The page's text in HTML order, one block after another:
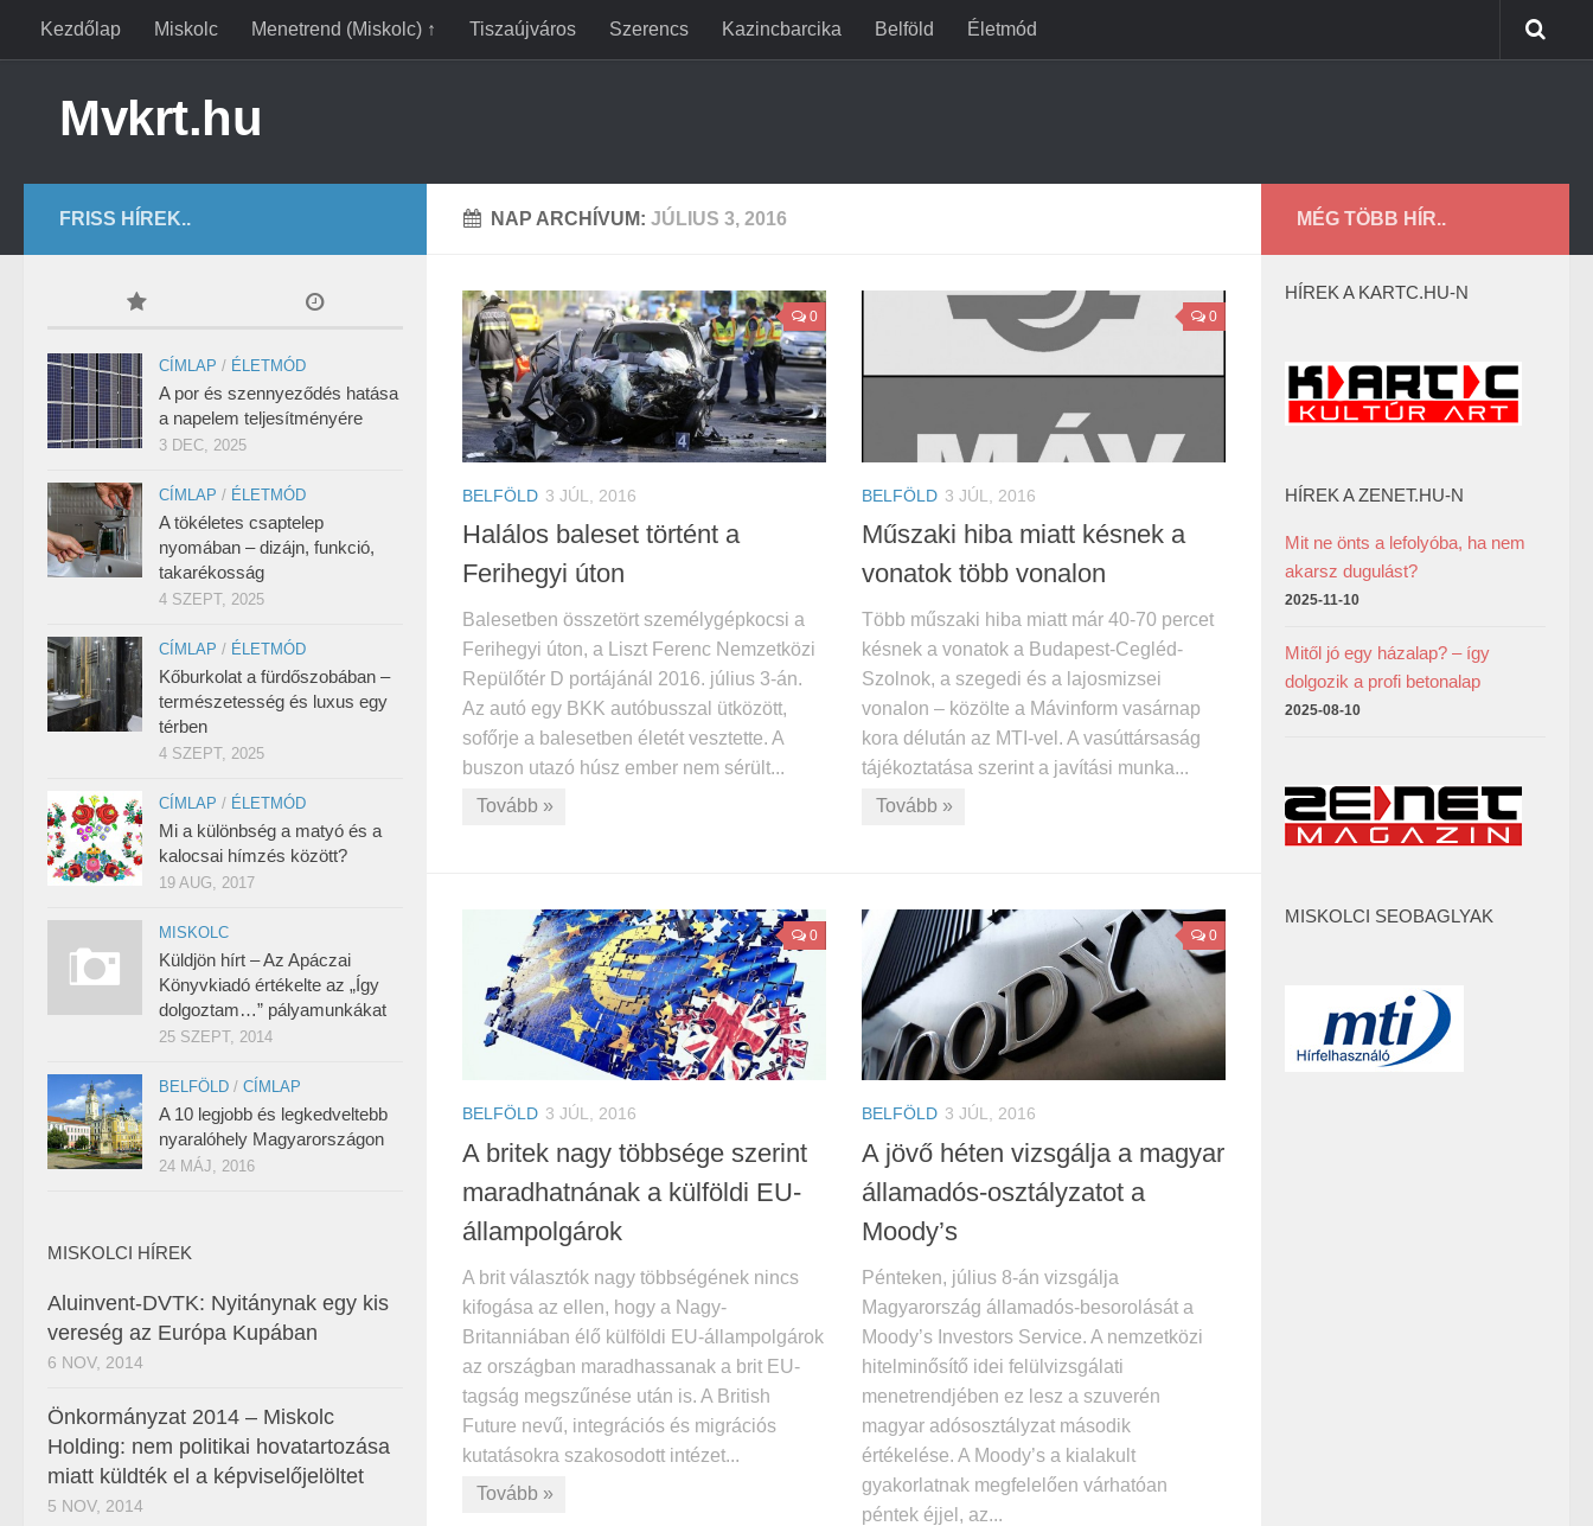
Kezdőlap Miskolc Menetrend (Miskolc) ↑ Tiszaújváros Szerencs Kazincbarcika Belföld Életmód
Mvkrt.hu
NAP ARCHÍVUM: JÚLIUS 3, 2016
0
BELFÖLD 3 JÚL, 2016
Halálos baleset történt a
Ferihegyi úton
Balesetben összetört személygépkocsi a
Ferihegyi úton, a Liszt Ferenc Nemzetközi
Repülőtér D portájánál 2016. július 3-án.
Az autó egy BKK autóbusszal ütközött,
sofőrje a balesetben életét vesztette. A
buszon utazó húsz ember nem sérült...
Tovább »
0
BELFÖLD 3 JÚL, 2016
Műszaki hiba miatt késnek a
vonatok több vonalon
Több műszaki hiba miatt már 40-70 percet
késnek a vonatok a Budapest-Cegléd-
Szolnok, a szegedi és a lajosmizsei
vonalon – közölte a Mávinform vasárnap
kora délután az MTI-vel. A vasúttársaság
tájékoztatása szerint a javítási munka...
Tovább »
0
BELFÖLD 3 JÚL, 2016
A britek nagy többsége szerint
maradhatnának a külföldi EU-
állampolgárok
A brit választók nagy többségének nincs
kifogása az ellen, hogy a Nagy-
Britanniában élő külföldi EU-állampolgárok
az országban maradhassanak a brit EU-
tagság megszűnése után is. A British
Future nevű, integrációs és migrációs
kutatásokra szakosodott intézet...
Tovább »
0
BELFÖLD 3 JÚL, 2016
A jövő héten vizsgálja a magyar
államadós-osztályzatot a
Moody’s
Pénteken, július 8-án vizsgálja
Magyarország államadós-besorolását a
Moody’s Investors Service. A nemzetközi
hitelminősítő idei felülvizsgálati
menetrendjében ez lesz a szuverén
magyar adósosztályzat második
értékelése. A Moody’s a kialakult
gyakorlatnak megfelelően várhatóan
péntek éjjel, az...
FRISS HÍREK..
CÍMLAP / ÉLETMÓD
A por és szennyeződés hatása
a napelem teljesítményére
3 DEC, 2025
CÍMLAP / ÉLETMÓD
A tökéletes csaptelep
nyomában – dizájn, funkció,
takarékosság
4 SZEPT, 2025
CÍMLAP / ÉLETMÓD
Kőburkolat a fürdőszobában –
természetesség és luxus egy
térben
4 SZEPT, 2025
CÍMLAP / ÉLETMÓD
Mi a különbség a matyó és a
kalocsai hímzés között?
19 AUG, 2017
MISKOLC
Küldjön hírt – Az Apáczai
Könyvkiadó értékelte az „Így
dolgoztam…” pályamunkákat
25 SZEPT, 2014
BELFÖLD / CÍMLAP
A 10 legjobb és legkedveltebb
nyaralóhely Magyarországon
24 MÁJ, 2016
MISKOLCI HÍREK
Aluinvent-DVTK: Nyitánynak egy kis
vereség az Európa Kupában
6 NOV, 2014
Önkormányzat 2014 – Miskolc
Holding: nem politikai hovatartozása
miatt küldték el a képviselőjelöltet
5 NOV, 2014
MÉG TÖBB HÍR..
HÍREK A KARTC.HU-N
HÍREK A ZENET.HU-N
Mit ne önts a lefolyóba, ha nem
akarsz dugulást?
2025-11-10
Mitől jó egy házalap? – így
dolgozik a profi betonalap
2025-08-10
MISKOLCI SEOBAGLYAK